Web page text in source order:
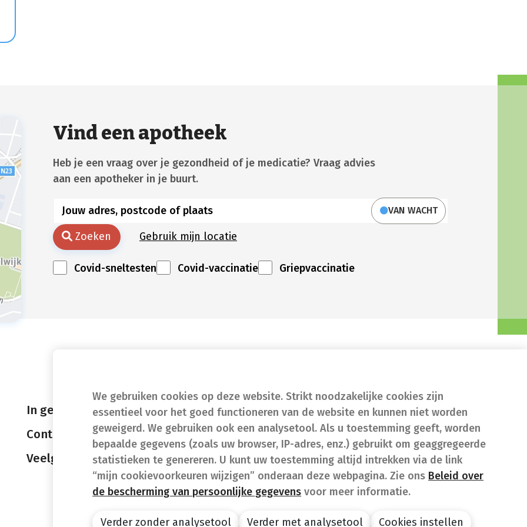
We gebruiken cookies op deze website. Strikt noodzakelijke cookies zijn
essentieel voor het goed functioneren van de website en kunnen niet worden
geweigerd. We gebruiken ook een analysetool. Als u toestemming geeft, worden
bepaalde gegevens (zoals uw browser, IP-adres, enz.) gebruikt om geaggregeerde
statistieken te genereren. U kunt uw toestemming altijd intrekken via de link
“mijn cookievoorkeuren wijzigen” onderaan deze webpagina. Zie ons Beleid over
de bescherming van persoonlijke gegevens voor meer informatie.
Verder zonder analysetool Verder met analysetool Cookies instellen
Vind een apotheek
Heb je een vraag over je gezondheid of je medicatie? Vraag advies
aan een apotheker in je buurt.
VAN WACHT
Zoeken Gebruik mijn locatie
Covid-sneltesten Covid-vaccinatie Griepvaccinatie
In geval van nood
Contact
Veelgestelde vragen (FAQ)